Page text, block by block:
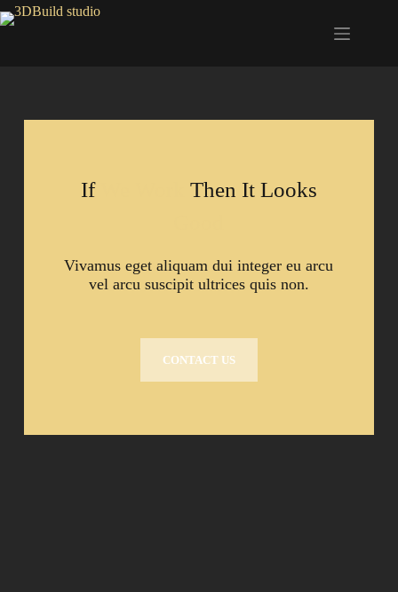
IfWe Work Then It Looks
Vivamus eget aliquam dui integer eu arcu
vel arcu suscipit ultrices quis non.
CONTACT US